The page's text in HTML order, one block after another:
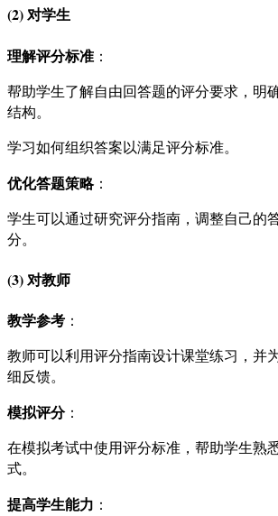
(2) 对学生
理解评分标准 ：
帮助学生了解自由回答题的评分要求，明
结构。
学习如何组织答案以满足评分标准。
优化答题策略：
学生可以通过研究评分指南，调整自己的
分。
(3) 对教师
教学参考 ：
教师可以利用评分指南设计课堂练习，并
细反馈。
模拟评分：
在模拟考试中使用评分标准，帮助学生熟
式。
提高学生能力 ：